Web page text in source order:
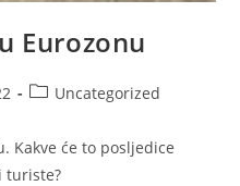
Eurozonu
Uncategorized
Kakve će to posljedice
turiste?